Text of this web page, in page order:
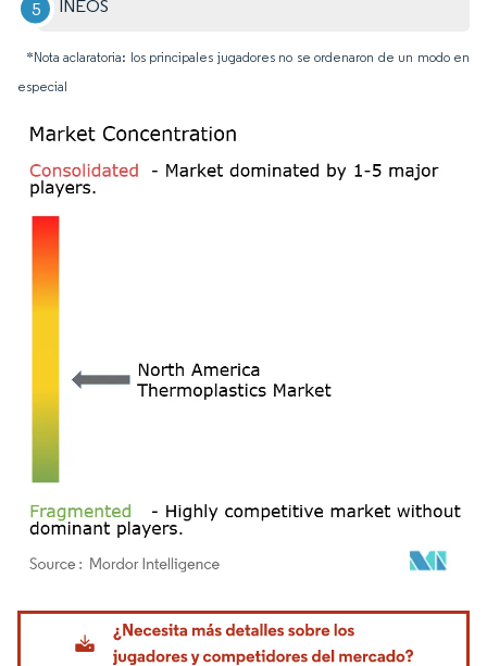
INEOS
*Nota aclaratoria: los principales jugadores no se ordenaron de un modo en
especial
Imagen © Mordor Intelligence. El uso requiere atribución según CC BY 4.0.